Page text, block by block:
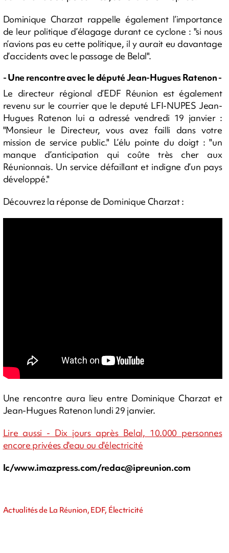
Dominique Charzat rappelle également l’importance
de leur politique d’élagage durant ce cyclone : "si nous
n’avions pas eu cette politique, il y aurait eu davantage
d’accidents avec le passage de Belal".
- Une rencontre avec le député Jean-Hugues Ratenon -
Le directeur régional d’EDF Réunion est également
revenu sur le courrier que le deputé LFI-NUPES Jean-
Hugues Ratenon lui a adressé vendredi 19 janvier :
"Monsieur le Directeur, vous avez failli dans votre
mission de service public." L’élu pointe du doigt : "un
manque d’anticipation qui coûte très cher aux
Réunionnais. Un service défaillant et indigne d’un pays
développé."
Découvrez la réponse de Dominique Charzat :
Une rencontre aura lieu entre Dominique Charzat et
Jean-Hugues Ratenon lundi 29 janvier.
Lire aussi - Dix jours après Belal, 10.000 personnes
encore privées d'eau ou d'électricité
lc/www.imazpress.com/redac@ipreunion.com
Actualités de La Réunion, EDF, Électricité